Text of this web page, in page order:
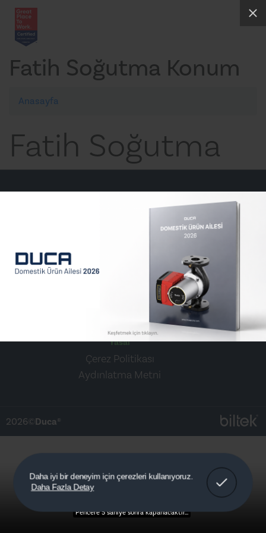
Daha iyi bir deneyim için çerezleri kullanıyoruz.
Daha Fazla Detay
Anladım!
Fatih Soğutma Konum
Anasayfa
Fatih Soğutma
info@ducapump.com
+90 (212) 830 66 61
Yasal
Çerez Politikası
Aydınlatma Metni
2026© Duca®
Pencere 5 saniye sonra kapanacaktır...